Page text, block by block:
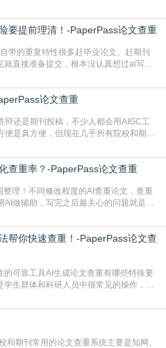
不清降aigc检测是啥，对相关要求摸不
在学术领域普及诞生的新需求，核心是为
要提前理清！-PaperPass论文查重
带的重复特性很多赶毕业论文、赶期刊
直接准备提交，根本没认真想过ai写论
量公开的文本数据，生成内容本质是基
原创创作。生成过程中，很容易复用已
开
论文查重
还是期刊投稿，不少人都会用AIGC工
是真方便，但现在几乎所有院校和期刊
时候，找到靠谱的降AIGC检测率的网
护学术原创性的智能伙伴AIGC生成内
查重率？-PaperPass论文查重
理！不同修改程度的AI查重论文，查重
做辅助，写完之后最关心的问题就是ai
赖海量公开学术文献、网络内容，生成
，很容易和已发布的作品撞重复，甚至会
是
帮你快速查重！-PaperPass论文查
可靠工具AI生成论文查重有哪些特殊要
生群体和科研人员中很常见的操作，不
有重复风险——训练AI的数据集本身就包
，AI输出内容时很容易无意识拼接出重